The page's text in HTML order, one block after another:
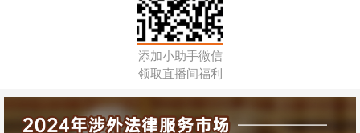
添加小助手微信
领取直播间福利